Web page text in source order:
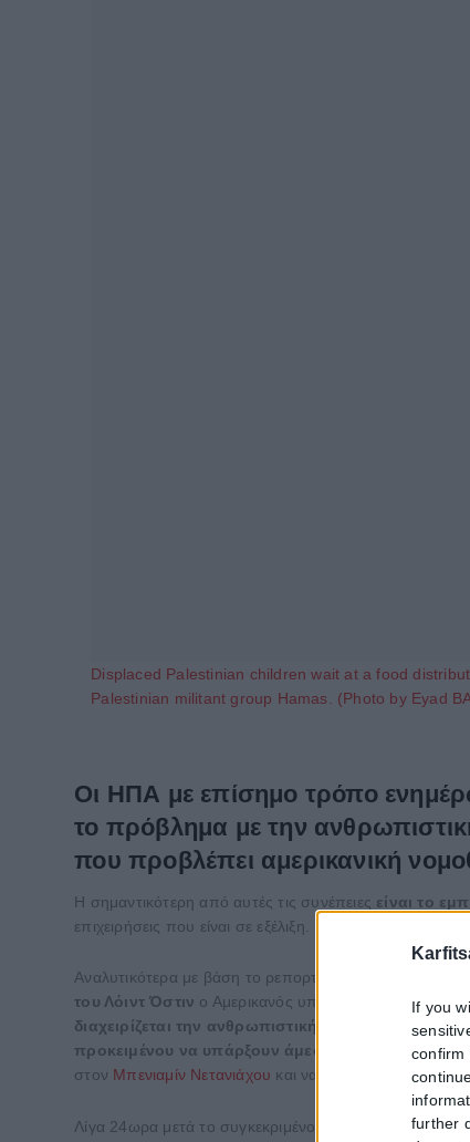
If you
confirm
further
Displaced Palestinian children wait at a food
Palestinian militant group Hamas. (Photo by Eyad
Οι ΗΠΑ με επίσημο τρόπο
το πρόβλημα με την
που προβλέπει αμερικανική
Η σημαντικότερη από αυτές τις συνέπειες είναι το
επιχειρήσεις που είναι σε εξέλιξη.
Αναλυτικότερα με βάση το ρεπορτάζ των ισραηλινών
του Λόιντ Όστιν ο Αμερικανός υπουργός Άμυνας
διαχειρίζεται την ανθρωπιστική κρίση στη Γάζα.
προκειμένου να υπάρξουν άμεσα κυρώσεις προς
στον Μπενιαμίν Νετανιάχου και να κάνει όλες τις
Λίγα 24ωρα μετά το συγκεκριμένο τηλεφώνημα